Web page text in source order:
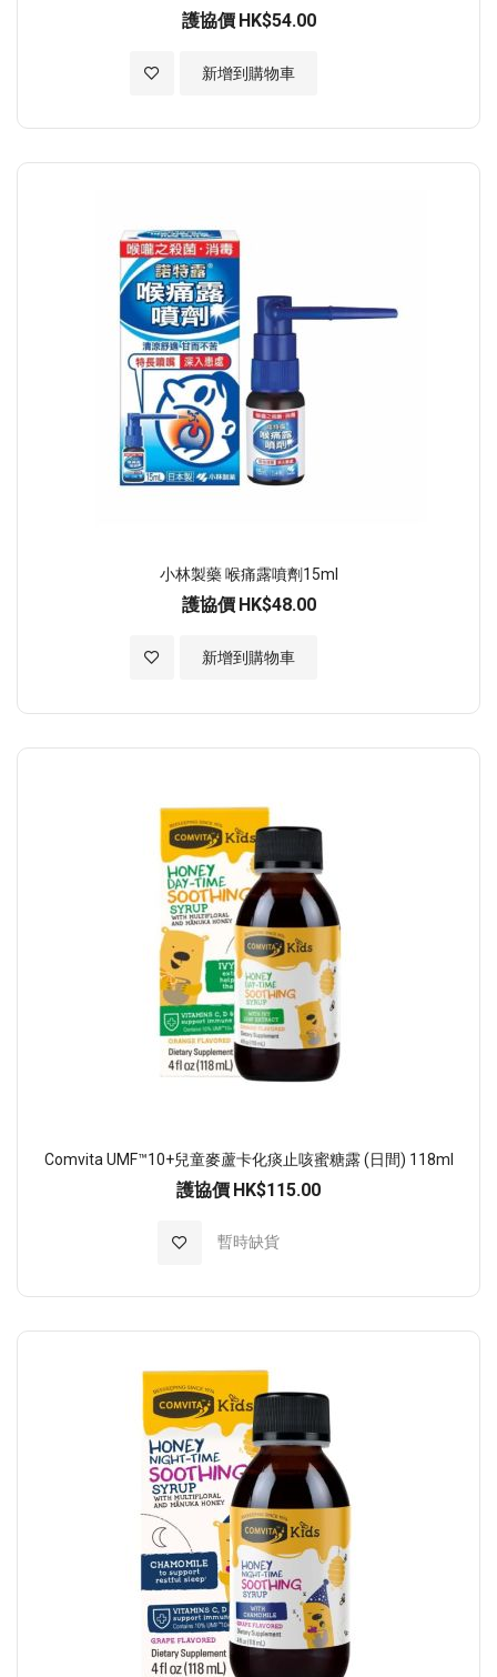
護協價 HK$54.00
新增到購物車
加入至願望清單
小林製藥 喉痛露噴劑15ml
護協價 HK$48.00
新增到購物車
加入至願望清單
Comvita UMF™10+兒童麥蘆卡化痰止咳蜜糖露 (日間) 118ml
護協價 HK$115.00
暫時缺貨
加入至願望清單